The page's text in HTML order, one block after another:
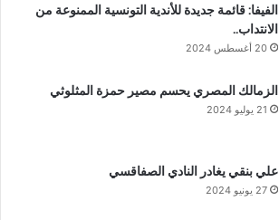
الفيفا: قائمة جديدة للأندية التونسية الممنوعة من
الانتداب..
20 أغسطس 2024
الزمالك المصري يحسم مصير حمزة المثلوثي
21 يوليو 2024
علي بنقي يغادر النادي الصفاقسي
27 يونيو 2024